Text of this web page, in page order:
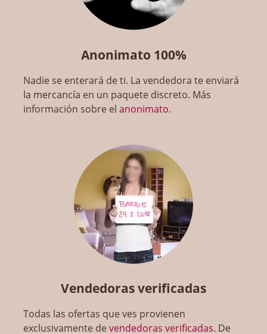
Anonimato 100%
Nadie se enterará de ti. La vendedora te enviará
la mercancía en un paquete discreto. Más
información sobre elanonimato.
Vendedoras verificadas
Todas las ofertas que ves provienen
exclusivamente devendedoras verificadas. De